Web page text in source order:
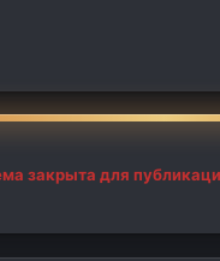
закрыта для